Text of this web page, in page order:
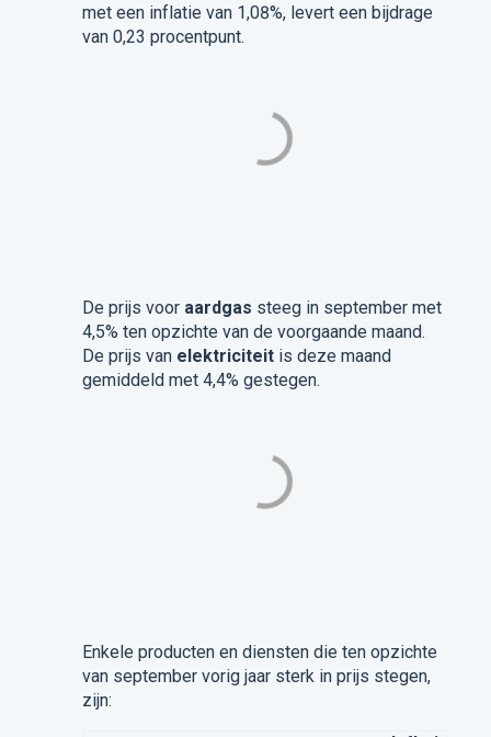
met een inflatie van 1,08%, levert een bijdrage
van 0,23 procentpunt.
De prijs voor aardgas steeg in september met
4,5% ten opzichte van de voorgaande maand.
De prijs van elektriciteit is deze maand
gemiddeld met 4,4% gestegen.
Enkele producten en diensten die ten opzichte
van september vorig jaar sterk in prijs stegen,
zijn: